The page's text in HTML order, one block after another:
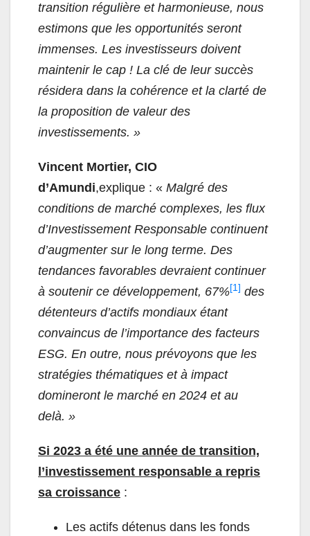
transition régulière et harmonieuse, nous
estimons que les opportunités seront
immenses. Les investisseurs doivent
maintenir le cap ! La clé de leur succès
résidera dans la cohérence et la clarté de
la proposition de valeur des
investissements. »
Vincent Mortier, CIO
d’Amundi,explique : « Malgré des
conditions de marché complexes, les flux
d’Investissement Responsable continuent
d’augmenter sur le long terme. Des
tendances favorables devraient continuer
à soutenir ce développement, 67%[1] des
détenteurs d’actifs mondiaux étant
convaincus de l’importance des facteurs
ESG. En outre, nous prévoyons que les
stratégies thématiques et à impact
domineront le marché en 2024 et au
delà. »
Si 2023 a été une année de transition,
l’investissement responsable a repris
sa croissance :
Les actifs détenus dans les fonds